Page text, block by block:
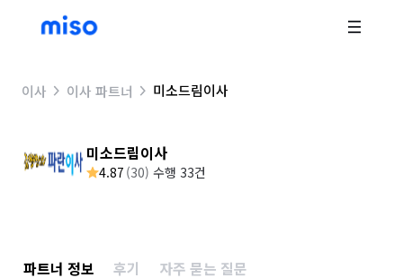
이사 이사 파트너 미소드림이사
미소드림이사
4.87 (30) 수행 33건
파트너 정보 후기 자주 묻는 질문